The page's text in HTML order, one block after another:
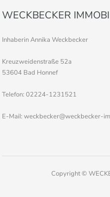
WECKBECKER
Inhaberin Annika Weckbecker
Kreuzweidenstraße 52a
53604 Bad Honnef
Telefon: 02224-1231521
E-Mail: weckbecker@weckbecker-
Copyright ©